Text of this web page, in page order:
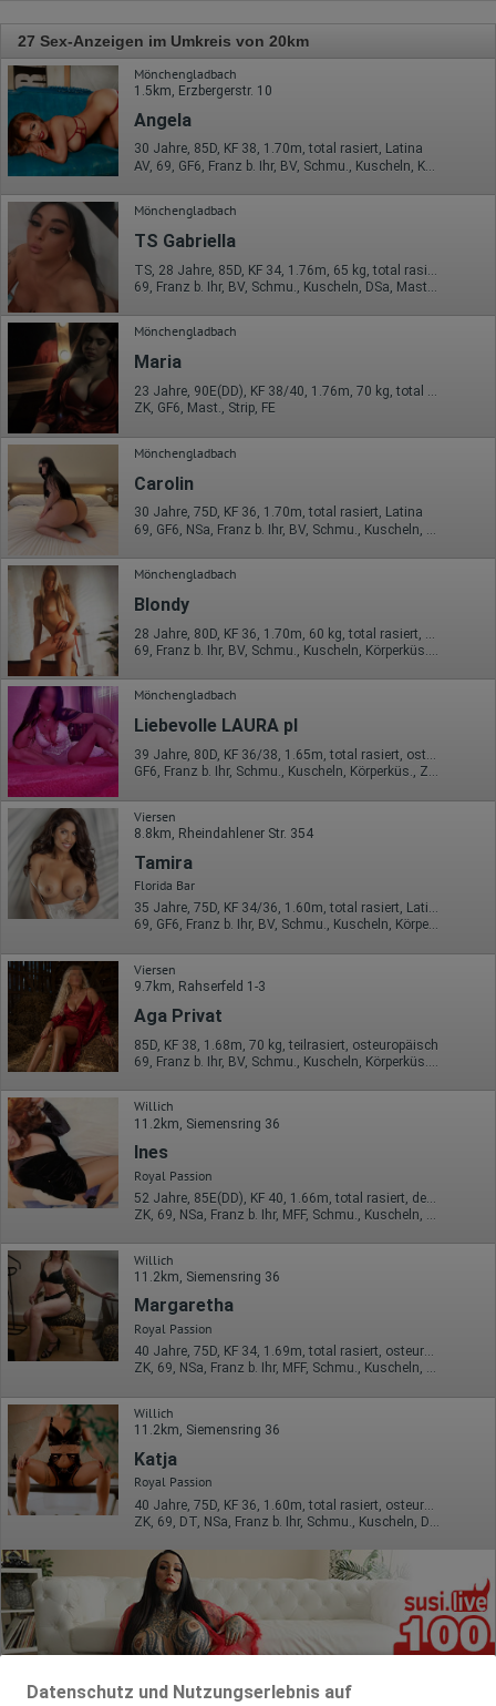
Datenschutz und Nutzungserlebnis auf
27 Sex-Anzeigen im Umkreis von 20km
Mönchengladbach
1.5km, Erzbergerstr. 10
Angela
30 Jahre, 85D, KF 38, 1.70m, total rasiert, Latina
Mönchengladbach
TS Gabriella
69, Franz b. Ihr, BV, Schmu., Kuscheln, DSa, Mast., Strip
Mönchengladbach
Maria
23 Jahre, 90E(DD), KF 38/40, 1.76m, 70 kg, total rasiert, osteuropäisch
ZK, GF6, Mast., Strip, FE
Mönchengladbach
Carolin
30 Jahre, 75D, KF 36, 1.70m, total rasiert, Latina
Mönchengladbach
Blondy
69, Franz b. Ihr, BV, Schmu., Kuscheln, Körperküs., Strip, FE
Mönchengladbach
Liebevolle LAURA pl
39 Jahre, 80D, KF 36/38, 1.65m, total rasiert, osteuropäisch
GF6, Franz b. Ihr, Schmu., Kuscheln, Körperküs., ZAa, Mast.
Viersen
8.8km, Rheindahlener Str. 354
Tamira
Florida Bar
35 Jahre, 75D, KF 34/36, 1.60m, total rasiert, Latina
69, GF6, Franz b. Ihr, BV, Schmu., Kuscheln, Körperküs., Mast.
Viersen
9.7km, Rahserfeld 1-3
Aga Privat
85D, KF 38, 1.68m, 70 kg, teilrasiert, osteuropäisch
Willich
11.2km, Siemensring 36
Ines
Royal Passion
52 Jahre, 85E(DD), KF 40, 1.66m, total rasiert, deutsch
ZK, 69, NSa, Franz b. Ihr, MFF, Schmu., Kuscheln, Körperküs.
Willich
11.2km, Siemensring 36
Margaretha
Royal Passion
40 Jahre, 75D, KF 34, 1.69m, total rasiert, osteuropäisch
ZK, 69, NSa, Franz b. Ihr, MFF, Schmu., Kuscheln, Körperküs.
Willich
11.2km, Siemensring 36
Katja
Royal Passion